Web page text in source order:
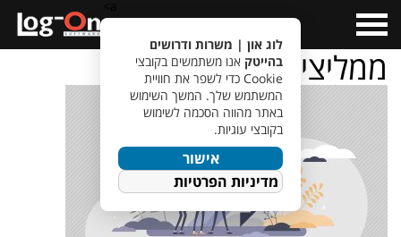
Menu
ממליצים
לוג און | משרות ודרושים
בהייטק אנו משתמשים בקובצי
Cookie כדי לשפר את חוויית
המשתמש שלך. המשך השימוש
באתר מהווה הסכמה לשימוש
בקובצי עוגיות.
אישור
מדיניות הפרטיות